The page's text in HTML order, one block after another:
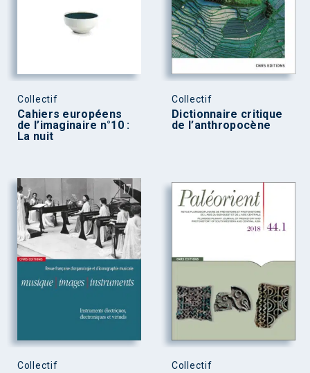
Collectif
Cahiers européens
de l’imaginaire n°10 :
La nuit
Collectif
Dictionnaire critique
de l’anthropocène
Collectif Collectif